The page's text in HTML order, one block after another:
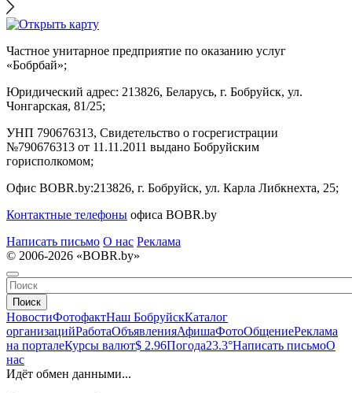
Частное унитарное предприятие по оказанию услуг
«Бобрбай»;
Юридический адрес: 213826, Беларусь, г. Бобруйск, ул.
Чонгарская, 81/25;
УНП 790676313, Свидетельство о госрегистрации
№790676313 от 11.11.2011 выдано Бобруйским
горисполкомом;
Офис BOBR.by:213826, г. Бобруйск, ул. Карла Либкнехта, 25;
Контактные телефоны офиса BOBR.by
Написать письмо О нас Реклама
© 2006-2026 «BOBR.by»
Поиск
НовостиФотофактНаш БобруйскКаталог
организацийРаботаОбъявленияАфишаФотоОбщениеРеклама
на порталеКурсы валют$ 2.96Погода23.3°Написать письмоО
нас
Идёт обмен данными...